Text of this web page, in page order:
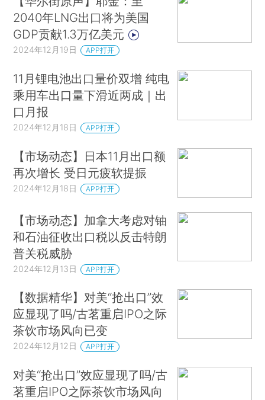
2040年LNG出口将为美国
GDP贡献1.3万亿美元
2024年12月19日 APP打开
11月锂电池出口量价双增 纯电
乘用车出口量下滑近两成｜出
口月报
2024年12月18日 APP打开
【市场动态】日本11月出口额
再次增长 受日元疲软提振
2024年12月18日 APP打开
【市场动态】加拿大考虑对铀
和石油征收出口税以反击特朗
普关税威胁
2024年12月13日 APP打开
【数据精华】对美“抢出口”效
应显现了吗/古茗重启IPO之际
茶饮市场风向已变
2024年12月12日 APP打开
对美“抢出口”效应显现了吗/古
茗重启IPO之际茶饮市场风向